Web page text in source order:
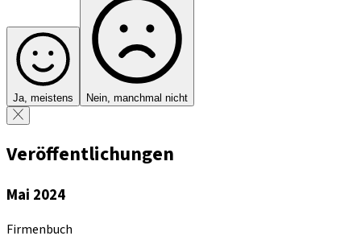
Ja, meistens Nein, manchmal nicht
Veröffentlichungen
Mai 2024
Firmenbuch